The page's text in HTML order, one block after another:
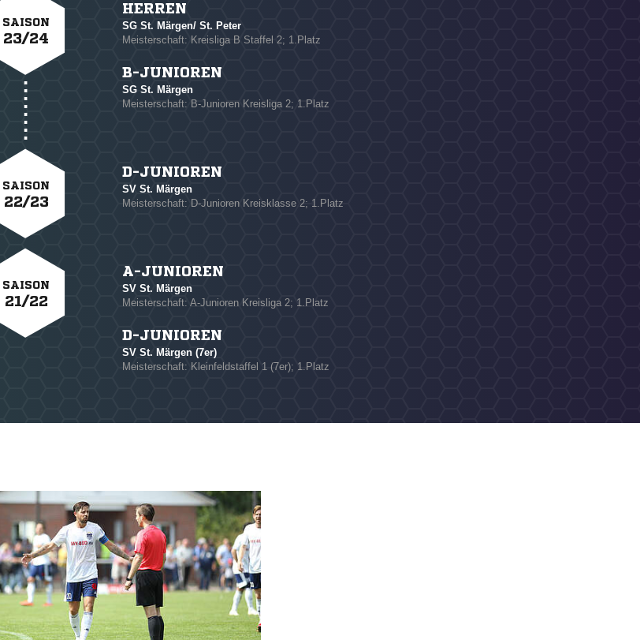
* Pflichtfelder
SAISON
23/24
HERREN
SG St. Märgen/ St. Peter
Meisterschaft: Kreisliga B Staffel 2; 1.Platz
B-JUNIOREN
SG St. Märgen
Meisterschaft: B-Junioren Kreisliga 2; 1.Platz
SAISON
22/23
D-JUNIOREN
SV St. Märgen
Meisterschaft: D-Junioren Kreisklasse 2; 1.Platz
SAISON
21/22
A-JUNIOREN
SV St. Märgen
Meisterschaft: A-Junioren Kreisliga 2; 1.Platz
D-JUNIOREN
SV St. Märgen (7er)
Meisterschaft: Kleinfeldstaffel 1 (7er); 1.Platz